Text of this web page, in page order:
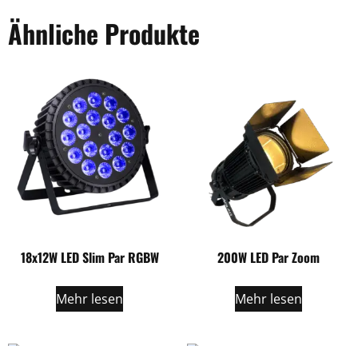
Ähnliche Produkte
18x12W LED Slim Par RGBW
Mehr lesen
200W LED Par Zoom
Mehr lesen